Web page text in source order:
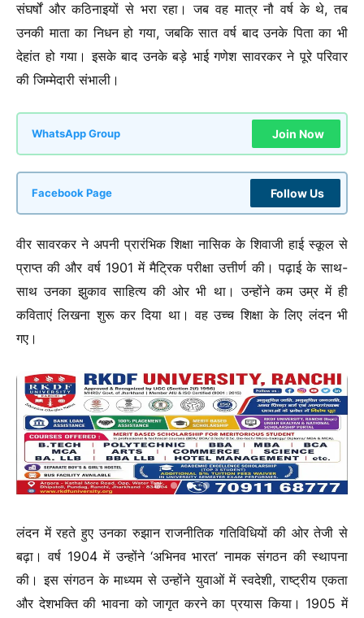
संघर्षों और कठिनाइयों से भरा रहा। जब वह मात्र नौ वर्ष के थे, तब
उनकी माता का निधन हो गया, जबकि सात वर्ष बाद उनके पिता का भी
देहांत हो गया। इसके बाद उनके बड़े भाई गणेश सावरकर ने पूरे परिवार
की जिम्मेदारी संभाली।
WhatsApp Group Join Now
Facebook Page Follow Us
वीर सावरकर ने अपनी प्रारंभिक शिक्षा नासिक के शिवाजी हाई स्कूल से
प्राप्त की और वर्ष 1901 में मैट्रिक परीक्षा उत्तीर्ण की। पढ़ाई के साथ-
साथ उनका झुकाव साहित्य की ओर भी था। उन्होंने कम उम्र में ही
कविताएं लिखना शुरू कर दिया था। वह उच्च शिक्षा के लिए लंदन भी
गए।
लंदन में रहते हुए उनका रुझान राजनीतिक गतिविधियों की ओर तेजी से
बढ़ा। वर्ष 1904 में उन्होंने ‘अभिनव भारत’ नामक संगठन की स्थापना
की। इस संगठन के माध्यम से उन्होंने युवाओं में स्वदेशी, राष्ट्रीय एकता
और देशभक्ति की भावना को जागृत करने का प्रयास किया। 1905 में